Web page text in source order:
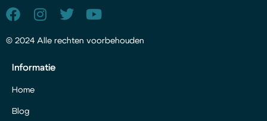
© 2024 Alle rechten voorbehouden
Informatie
Home
Blog